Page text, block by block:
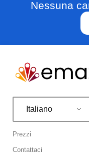
Nessuna
Italiano
Prezzi
Contattaci